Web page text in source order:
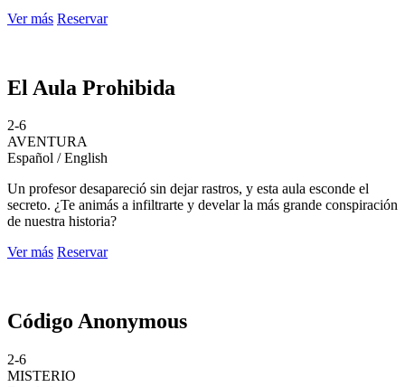
Ver más Reservar
El Aula Prohibida
2-6
AVENTURA
Español / English
Un profesor desapareció sin dejar rastros, y esta aula esconde el
secreto. ¿Te animás a infiltrarte y develar la más grande conspiración
de nuestra historia?
Ver más Reservar
Código Anonymous
2-6
MISTERIO